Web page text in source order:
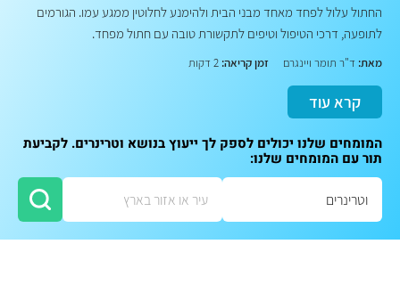
החתול עלול לפחד מאחד מבני הבית ולהימנע לחלוטין ממגע עמו. הגורמים
לתופעה, דרכי הטיפול וטיפים לתקשורת טובה עם חתול מפחד.
מאת: ד"ר תומר ויינגרם זמן קריאה:
קרא עוד
המומחים שלנו יכולים לספק לך ייעוץ בנושא וטרינרים. לקביעת
תור עם המומחים שלנו: